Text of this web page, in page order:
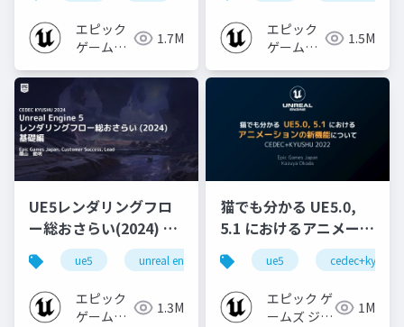
エピック
ゲームズ
1.7M
エピック
ゲームズ
1.5M
UE5レンダリングフロ
ー総おさらい(2024) 基
礎編！
[CEDEC+KYUSHU
2024]
ue5 unreal engine ue-rendering
エピック
ゲームズ
1.3M
猫でも分かる UE5.0,
5.1 におけるアニメーシ
ョンの新機能について
【CEDEC+KYUSHU
2022】
ue5 cedec+kyushu
エピック ゲ
ームズ ジャ
1M